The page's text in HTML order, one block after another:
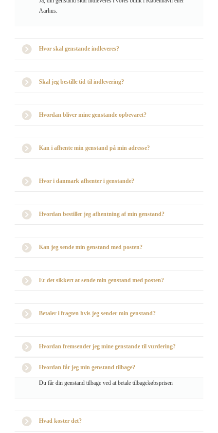
Aarhus.
Hvor skal genstande indleveres?
Skal jeg bestille tid til indlevering?
Hvordan bliver mine genstande opbevaret?
Kan i afhente min genstand på min adresse?
Hvor i danmark afhenter i genstande?
Hvordan bestiller jeg afhentning af min genstand?
Kan jeg sende min genstand med posten?
Er det sikkert at sende min genstand med posten?
Betaler i fragten hvis jeg sender min genstand?
Hvordan fremsender jeg mine genstande til vurdering?
Hvordan får jeg min genstand tilbage?
Du får din genstand tilbage ved at betale tilbagekøbsprisen
Hvad koster det?